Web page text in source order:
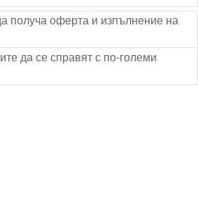
получа оферта и изпълнение на
да се справят с по-големи